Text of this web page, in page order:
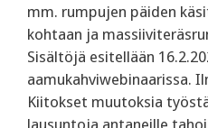
mm. rumpujen päiden
kohtaan ja
Sisältöjä esitellään
aamukahviwebinaarissa.
Kiitokset muutoksia